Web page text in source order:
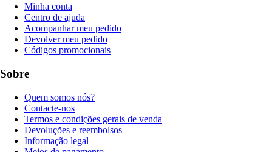
Minha conta
Centro de ajuda
Acompanhar meu pedido
Devolver meu pedido
Códigos promocionais
Sobre
Quem somos nós?
Contacte-nos
Termos e condições gerais de venda
Devoluções e reembolsos
Informação legal